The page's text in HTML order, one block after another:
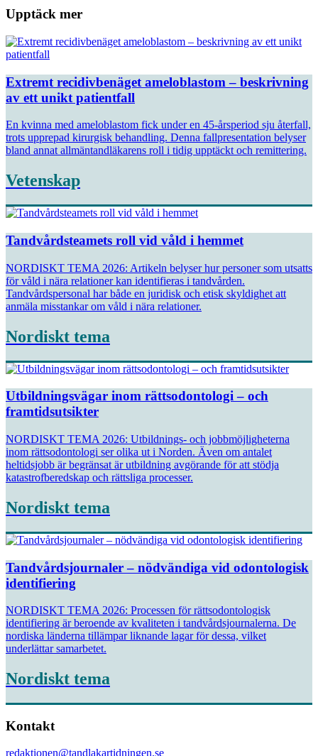
Upptäck mer
Extremt recidivbenäget ameloblastom – beskrivning
av ett unikt patientfall
En kvinna med ameloblastom fick under en 45-årsperiod sju återfall,
trots upprepad kirurgisk behandling. Denna fallpresentation belyser
bland annat allmäntandläkarens roll i tidig upptäckt och remittering.
Vetenskap
Tandvårdsteamets roll vid våld i hemmet
NORDISKT TEMA 2026: Artikeln belyser hur personer som utsatts
för våld i nära relationer kan identifieras i tandvården.
Tandvårdspersonal har både en juridisk och etisk skyldighet att
anmäla misstankar om våld i nära relationer.
Nordiskt tema
Utbildningsvägar inom rättsodontologi – och
framtidsutsikter
NORDISKT TEMA 2026: Utbildnings- och jobbmöjligheterna
inom rättsodontologi ser olika ut i Norden. Även om antalet
heltidsjobb är begränsat är utbildning avgörande för att stödja
katastrofberedskap och rättsliga processer.
Nordiskt tema
Tandvårdsjournaler – nödvändiga vid odontologisk
identifiering
NORDISKT TEMA 2026: Processen för rättsodontologisk
identifiering är beroende av kvaliteten i tandvårdsjournalerna. De
nordiska länderna tillämpar liknande lagar för dessa, vilket
underlättar samarbetet.
Nordiskt tema
Kontakt
redaktionen@tandlakartidningen.se